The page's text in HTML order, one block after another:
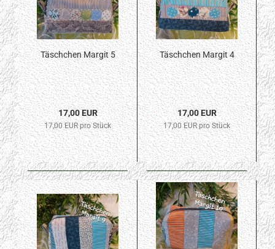
Täschchen Margit 5
17,00 EUR
17,00 EUR pro Stück
Täschchen Margit 4
17,00 EUR
17,00 EUR pro Stück